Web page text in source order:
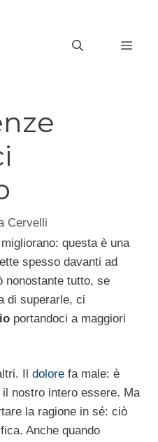
Cervelli
questa è una
spesso davanti ad
nonostante tutto, se
di superarle, ci
portandoci a maggiori
Il dolore fa male: è
nostro intero essere. Ma
la ragione in sé: ciò
Anche quando